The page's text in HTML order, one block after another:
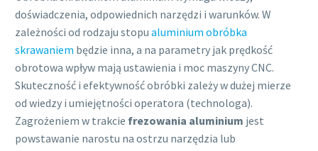
doświadczenia, odpowiednich narzędzi i warunków. W
zależności od rodzaju stopu aluminium obróbka
skrawaniem będzie inna, a na parametry jak prędkość
obrotowa wpływ mają ustawienia i moc maszyny CNC.
Skuteczność i efektywność obróbki zależy w dużej mierze
od wiedzy i umiejętności operatora (technologa).
Zagrożeniem w trakcie frezowania aluminium jest
powstawanie narostu na ostrzu narzędzia lub